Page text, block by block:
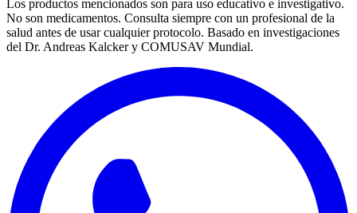
Los productos mencionados son para uso educativo e investigativo.
No son medicamentos. Consulta siempre con un profesional de la
salud antes de usar cualquier protocolo. Basado en investigaciones
del Dr. Andreas Kalcker y COMUSAV Mundial.